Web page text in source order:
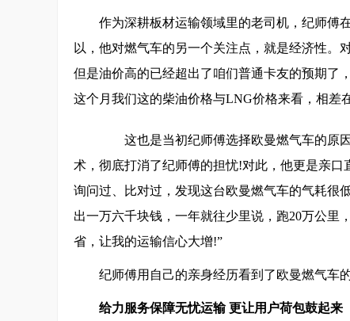
作为深耕板材运输领域里的老司机，纪师傅
以，他对燃气车的另一个关注点，就是经济性。
但是油价高的已经超出了咱们普通卡友的预期了
这个月我们这的柴油价格与LNG价格来看，相差
这也是当初纪师傅选择欧曼燃气车的原因
术，彻底打消了纪师傅的担忧!对此，他更是亲
询问过、比对过，发现这台欧曼燃气车的气耗很
出一万六千块钱，一年就往少里说，跑20万公里
省，让我的运输信心大增!”
纪师傅用自己的亲身经历看到了欧曼燃气车
给力服务保障无忧运输 更让用户荷包鼓起来